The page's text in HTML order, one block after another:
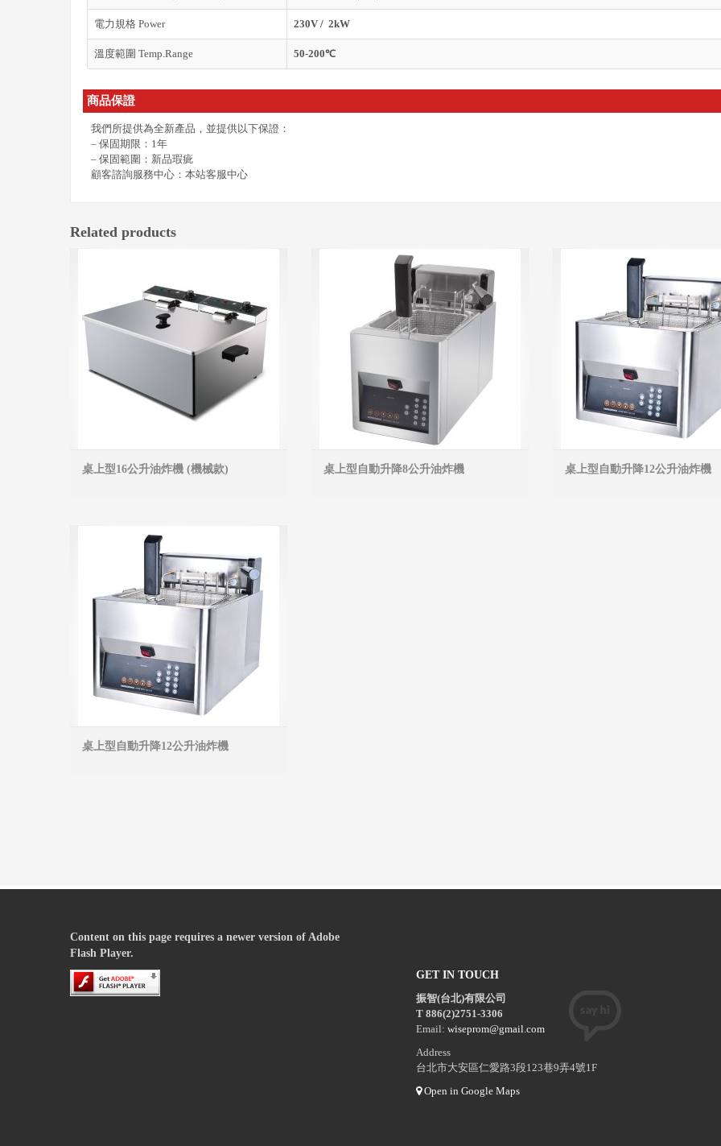
電力規格 Power 230V / 2kW
溫度範圍 Temp.Range 50-200℃
商品保證
我們所提供為全新產品，並提供以下保證：
– 保固期限：1年
– 保固範圍：新品瑕疵
顧客諮詢服務中心：本站客服中心
Related products
桌上型16公升油炸機 (機械款) 桌上型自動升降8公升油炸機 桌上型自動升降12公升油炸機
桌上型自動升降12公升油炸機
Content on this page requires a newer version of Adobe
Flash Player.
GET IN TOUCH
振智(台北)有限公司
T 886(2)2751-3306
Email: wiseprom@gmail.com
Address
台北市大安區仁愛路3段123巷9弄4號1F
Open in Google Maps